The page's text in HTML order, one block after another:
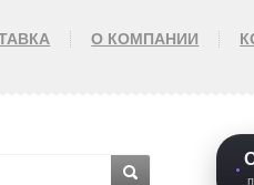
О КОМПАНИИ